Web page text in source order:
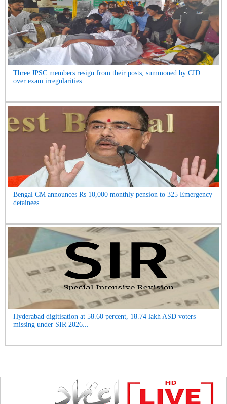
Three JPSC members resign from their posts, summoned by CID
over exam irregularities...
Bengal CM announces Rs 10,000 monthly pension to 325 Emergency
detainees...
Hyderabad digitisation at 58.60 percent, 18.74 lakh ASD voters
missing under SIR 2026...